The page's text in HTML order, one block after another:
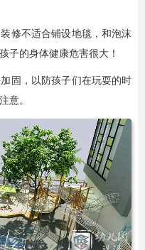
修不适合铺设地毯，和泡沫
子的身体健康危害很大！
固，以防孩子们在玩耍的时
意。